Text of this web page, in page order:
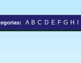
A B C D E F G H